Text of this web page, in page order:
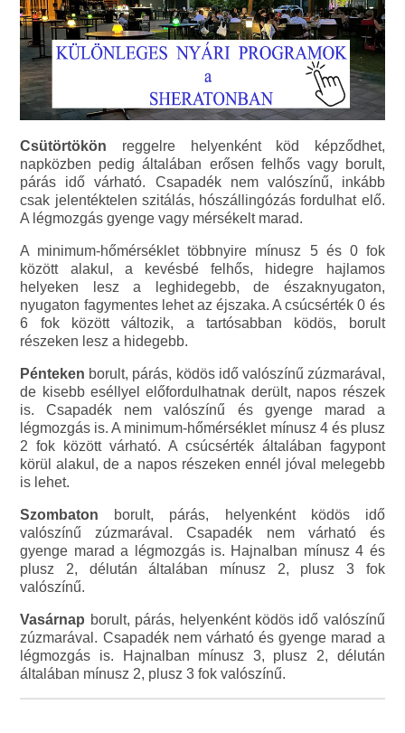
Csütörtökön reggelre helyenként köd képződhet,
napközben pedig általában erősen felhős vagy borult,
párás idő várható. Csapadék nem valószínű, inkább
csak jelentéktelen szitálás, hószállingózás fordulhat elő.
A légmozgás gyenge vagy mérsékelt marad.
A minimum-hőmérséklet többnyire mínusz 5 és 0 fok
között alakul, a kevésbé felhős, hidegre hajlamos
helyeken lesz a leghidegebb, de északnyugaton,
nyugaton fagymentes lehet az éjszaka. A csúcsérték 0 és
6 fok között változik, a tartósabban ködös, borult
részeken lesz a hidegebb.
Pénteken borult, párás, ködös idő valószínű zúzmarával,
de kisebb eséllyel előfordulhatnak derült, napos részek
is. Csapadék nem valószínű és gyenge marad a
légmozgás is. A minimum-hőmérséklet mínusz 4 és plusz
2 fok között várható. A csúcsérték általában fagypont
körül alakul, de a napos részeken ennél jóval melegebb
is lehet.
Szombaton borult, párás, helyenként ködös idő
valószínű zúzmarával. Csapadék nem várható és
gyenge marad a légmozgás is. Hajnalban mínusz 4 és
plusz 2, délután általában mínusz 2, plusz 3 fok
valószínű.
Vasárnap borult, párás, helyenként ködös idő valószínű
zúzmarával. Csapadék nem várható és gyenge marad a
légmozgás is. Hajnalban mínusz 3, plusz 2, délután
általában mínusz 2, plusz 3 fok valószínű.